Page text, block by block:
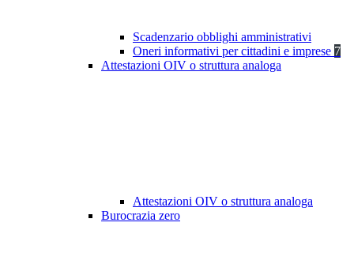
Scadenzario obblighi amministrativi
Oneri informativi per cittadini e imprese 7
Attestazioni OIV o struttura analoga
Attestazioni OIV o struttura analoga
Burocrazia zero